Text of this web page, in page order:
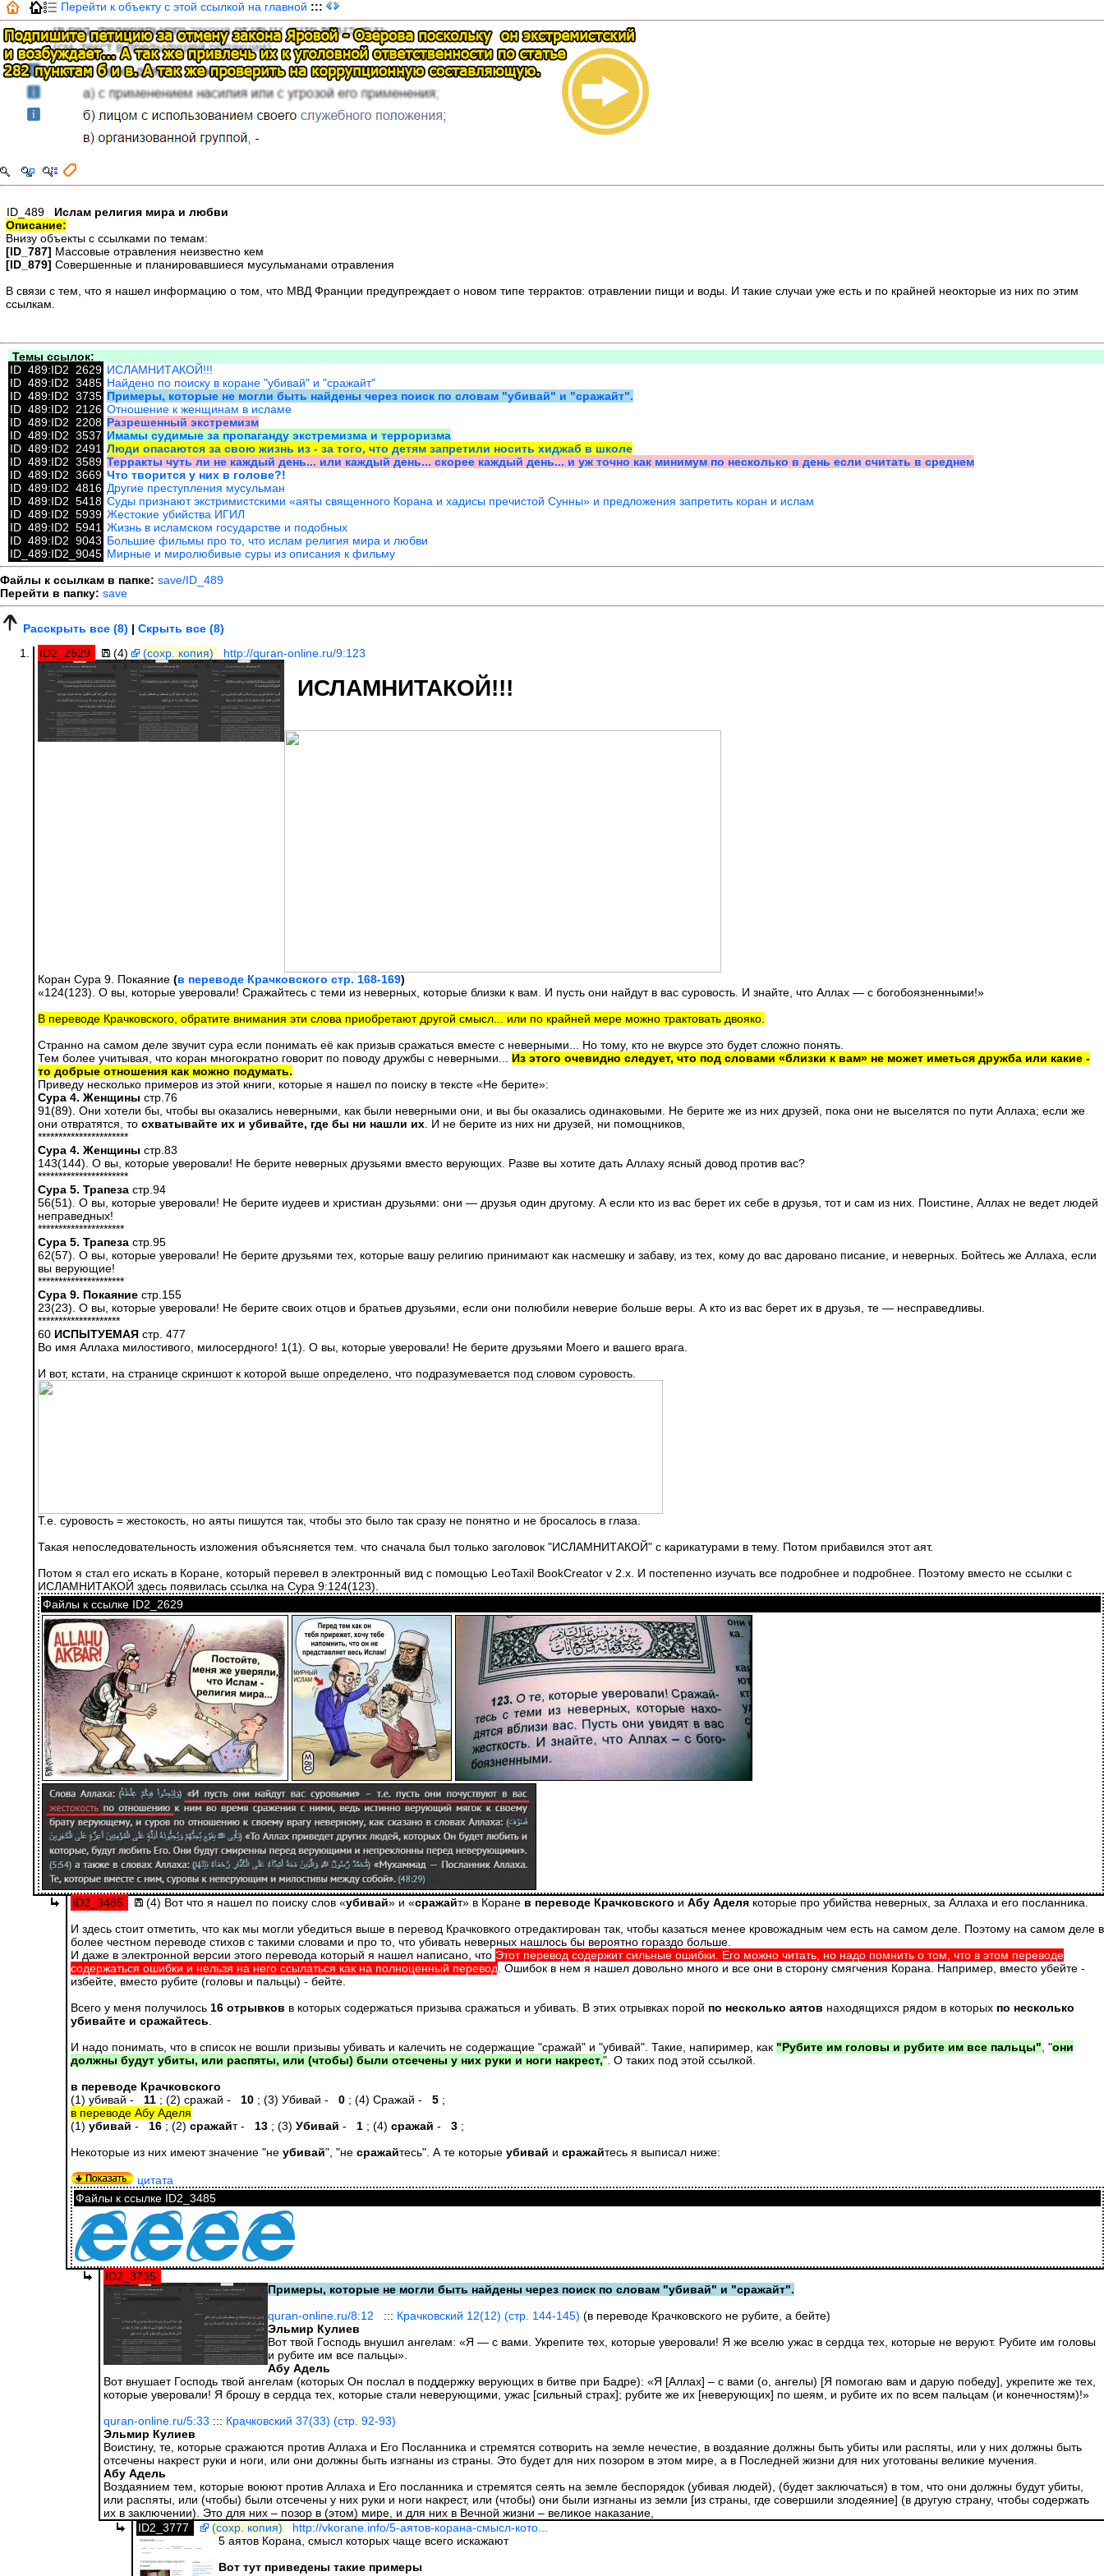
Перейти к объекту с этой ссылкой на главной :::
ID_489 Ислам религия мира и любви
Описание:
Внизу объекты с ссылками по темам:
[ID_787] Массовые отравления неизвестно кем
[ID_879] Совершенные и планировавшиеся мусульманами отравления
В связи с тем, что я нашел информацию о том, что МВД Франции предупреждает о новом типе террактов: отравлении пищи и воды. И такие случаи уже есть и по крайней неокторые из них по этим
ссылкам.
Темы ссылок:
ID_489:ID2_2629 ИСЛАМНИТАКОЙ!!!
ID_489:ID2_3485 Найдено по поиску в коране "убивай" и "сражайт"
ID_489:ID2_3735 Примеры, которые не могли быть найдены через поиск по словам "убивай" и "сражайт".
ID_489:ID2_2126 Отношение к женщинам в исламе
ID_489:ID2_2208 Разрешенный экстремизм
ID_489:ID2_3537 Имамы судимые за пропаганду экстремизма и терроризма
ID_489:ID2_2491 Люди опасаются за свою жизнь из - за того, что детям запретили носить хиджаб в школе
ID_489:ID2_3589 Терракты чуть ли не каждый день... или каждый день... скорее каждый день... и уж точно как минимум по несколько в день если считать в среднем
ID_489:ID2_3669 Что творится у них в голове?!
ID_489:ID2_4816 Другие преступления мусульман
ID_489:ID2_5418 Суды признают экстримистскими «аяты священного Корана и хадисы пречистой Сунны» и предложения запретить коран и ислам
ID_489:ID2_5939 Жестокие убийства ИГИЛ
ID_489:ID2_5941 Жизнь в исламском государстве и подобных
ID_489:ID2_9043 Большие фильмы про то, что ислам религия мира и любви
ID_489:ID2_9045 Мирные и миролюбивые суры из описания к фильму
Файлы к ссылкам в папке: save/ID_489
Перейти в папку: save
Расскрыть все (8) | Скрыть все (8)
ID2_2629
(4) (сохр. копия) http://quran-online.ru/9:123
ИСЛАМНИТАКОЙ!!!
Коран Сура 9. Покаяние (в переводе Крачковского стр. 168-169)
«124(123). О вы, которые уверовали! Сражайтесь с теми из неверных, которые близки к вам. И пусть они найдут в вас суровость. И знайте, что Аллах — с бого­боязненными!»
В переводе Крачковского, обратите внимания эти слова приобретают другой смысл... или по крайней мере можно трактовать двояко.
Странно на самом деле звучит сура если понимать её как призыв сражаться вместе с неверными... Но тому, кто не вкурсе это будет сложно понять.
Тем более учитывая, что коран многократно говорит по поводу дружбы с неверными... Из этого очевидно следует, что под словами «близки к вам» не может иметься дружба или какие -
то добрые отношения как можно подумать.
Приведу несколько примеров из этой книги, которые я нашел по поиску в тексте «Не берите»:
Сура 4. Женщины стр.76
91(89). Они хотели бы, чтобы вы оказались невер­ными, как были неверными они, и вы бы оказались одинаковыми. Не берите же из них друзей, пока они не выселятся по пути Аллаха; если же
они отвратят­ся, то схватывайте их и убивайте, где бы ни нашли их . И не берите из них ни друзей, ни помощников,
**********************
Сура 4. Женщины стр.83
143(144). О вы, которые уверовали! Не берите не­верных друзьями вместо верующих. Разве вы хотите дать Аллаху ясный довод против вас?
**********************
Сура 5. Трапеза стр.94
56(51). О вы, которые уверовали! Не берите иуде­ев и христиан друзьями: они — друзья один другому. А если кто из вас берет их себе в друзья, тот и сам из них. Поистине, Аллах не ведет людей
неправедных!
*********************
Сура 5. Трапеза стр.95
62(57). О вы, которые уверовали! Не берите друзь­ями тех, которые вашу религию принимают как на­смешку и забаву, из тех, кому до вас даровано писа­ние, и неверных. Бойтесь же Аллаха, если
вы верую­щие!
*********************
Сура 9. Покаяние стр.155
23(23). О вы, которые уверовали! Не берите своих отцов и братьев друзьями, если они полюбили неве­рие больше веры. А кто из вас берет их в друзья, те — несправедливы.
********************
60 ИСПЫТУЕМАЯ стр. 477
Во имя Аллаха милостивого, милосердного! 1(1). О вы, которые уверовали! Не берите друзья­ми Моего и вашего врага.
И вот, кстати, на странице скриншот к которой выше определено, что подразумевается под словом суровость.
Т.е. суровость = жестокость, но аяты пишутся так, чтобы это было так сразу не понятно и не бросалось в глаза.
Такая непоследовательность изложения объясняется тем. что сначала был только заголовок "ИСЛАМНИТАКОЙ" с карикатурами в тему. Потом прибавился этот аят.
Потом я стал его искать в Коране, который перевел в электронный вид с помощью LeoTaxil BookCreator v 2.x. И постепенно изучать все подробнее и подробнее. Поэтому вместо не ссылки с
ИСЛАМНИТАКОЙ здесь появилась ссылка на Сура 9:124(123).
Файлы к ссылке ID2_2629
ID2_3485 (4) Вот что я нашел по поиску слов «убивай» и «сражайт» в Коране в переводе Крачковского и Абу Аделя которые про убийства неверных, за Аллаха и его посланника.
И здесь стоит отметить, что как мы могли убедиться выше в перевод Крачковкого отредактирован так, чтобы казаться менее кровожадным чем есть на самом деле. Поэтому на самом деле в
более честном переводе стихов с такими словами и про то, что убивать неверных нашлось бы вероятно гораздо больше.
И даже в электронной версии этого перевода который я нашел написано, что Этот перевод содержит сильные ошибки. Его можно читать, но надо помнить о том, что в этом переводе
содержаться ошибки и нельзя на него ссылаться как на полноценный перевод. Ошибок в нем я нашел довольно много и все они в сторону смягчения Корана. Например, вместо убейте -
избейте, вместо рубите (головы и пальцы) - бейте.
Всего у меня получилось 16 отрывков в которых содержаться призыва сражаться и убивать. В этих отрывках порой по несколько аятов находящихся рядом в которых по несколько
убивайте и сражайтесь.
И надо понимать, что в список не вошли призывы убивать и калечить не содержащие "сражай" и "убивай". Такие, напиример, как "Рубите им головы и рубите им все пальцы", "они
должны будут убиты, или распяты, или (чтобы) были отсечены у них руки и ноги накрест,". О таких под этой ссылкой.
в переводе Крачковского
(1) убивай - 11 ; (2) сражай - 10 ; (3) Убивай - 0 ; (4) Сражай - 5 ;
в переводе Абу Аделя
(1) убивай - 16 ; (2) сражайт - 13 ; (3) Убивай - 1 ; (4) сражай - 3 ;
Некоторые из них имеют значение "не убивай", "не сражайтесь". А те которые убивай и сражайтесь я выписал ниже:
цитата
Файлы к ссылке ID2_3485
ID2_3735
Примеры, которые не могли быть найдены через поиск по словам "убивай" и "сражайт".
quran-online.ru/8:12 ::: Крачковский 12(12) (стр. 144-145) (в переводе Крачковского не рубите, а бейте)
Эльмир Кулиев
Вот твой Господь внушил ангелам: «Я — с вами. Укрепите тех, которые уверовали! Я же вселю ужас в сердца тех, которые не веруют. Рубите им головы
и рубите им все пальцы».
Абу Адель
Вот внушает Господь твой ангелам (которых Он послал в поддержку верующих в битве при Бадре): «Я [Аллах] – с вами (о, ангелы) [Я помогаю вам и дарую победу], укрепите же тех,
которые уверовали! Я брошу в сердца тех, которые стали неверующими, ужас [сильный страх]; рубите же их [неверующих] по шеям, и рубите их по всем пальцам (и конечностям)!»
quran-online.ru/5:33 ::: Крачковский 37(33) (стр. 92-93)
Эльмир Кулиев
Воистину, те, которые сражаются против Аллаха и Его Посланника и стремятся сотворить на земле нечестие, в воздаяние должны быть убиты или распяты, или у них должны быть
отсечены накрест руки и ноги, или они должны быть изгнаны из страны. Это будет для них позором в этом мире, а в Последней жизни для них уготованы великие мучения.
Абу Адель
Воздаянием тем, которые воюют против Аллаха и Его посланника и стремятся сеять на земле беспорядок (убивая людей), (будет заключаться) в том, что они должны будут убиты,
или распяты, или (чтобы) были отсечены у них руки и ноги накрест, или (чтобы) они были изгнаны из земли [из страны, где совершили злодеяние] (в другую страну, чтобы содержать
их в заключении). Это для них – позор в (этом) мире, и для них в Вечной жизни – великое наказание,
ID2_3777
(сохр. копия)
http://vkorane.info/5-аятов-корана-смысл-кото...
5 аятов Корана, смысл которых чаще всего искажают
Вот тут приведены такие примеры